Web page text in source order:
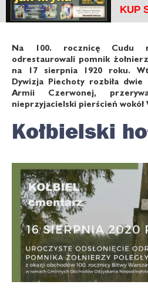
KUP
Na 100. rocznicę Cudu
odrestaurowali pomnik
na 17 sierpnia 1920 roku.
Dywizja Piechoty rozbiła
Armii Czerwonej,
nieprzyjacielski pierścień wokół
Kołbielski